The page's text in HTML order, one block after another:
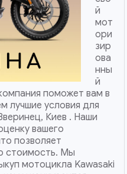
й
мот
ори
зир
ова
нны
й
поможет вам в
лучшие условия для
Киев . Наши
вашего
позволяет
стоимость. Мы
мотоцикла Kawasaki